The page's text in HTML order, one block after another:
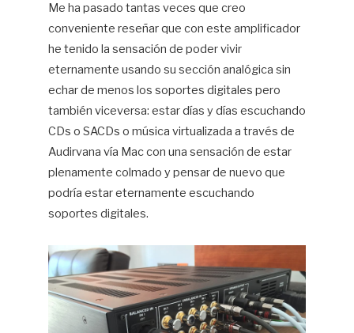
Me ha pasado tantas veces que creo
conveniente reseñar que con este amplificador
he tenido la sensación de poder vivir
eternamente usando su sección analógica sin
echar de menos los soportes digitales pero
también viceversa: estar días y días escuchando
CDs o SACDs o música virtualizada a través de
Audirvana vía Mac con una sensación de estar
plenamente colmado y pensar de nuevo que
podría estar eternamente escuchando
soportes digitales.